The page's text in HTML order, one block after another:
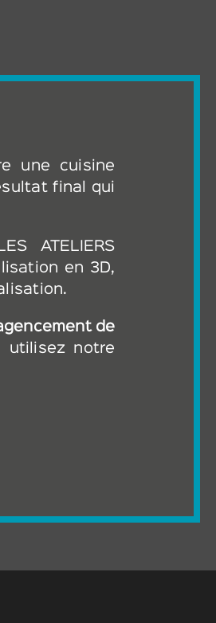
une cuisine
final qui
ATELIERS
en 3D,
de
utilisez notre